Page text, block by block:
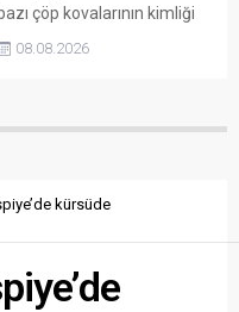
bazı çöp kovalarının kimliği
çalındığını açıkladı.
ihbar
08.08.2026
kürsüde